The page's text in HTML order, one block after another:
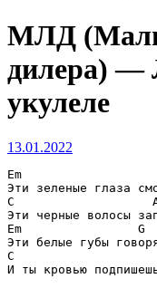
МЛД
дилера) —
укулеле
13.01.2022
Em
С
Em                G
С
И ты кровью